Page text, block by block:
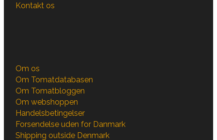
Kontakt os
Om os
Om Tomatdatabasen
Om Tomatbloggen
Om webshoppen
Handelsbetingelser
Forsendelse uden for Danmark
Shipping outside Denmark